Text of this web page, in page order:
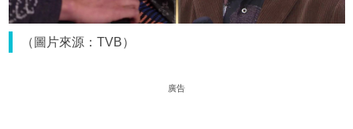
（圖片來源：TVB）
廣告